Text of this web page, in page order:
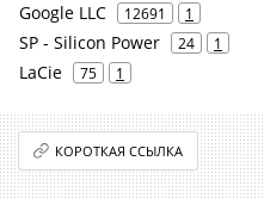
Google LLC 12691 1
SP - Silicon Power 24 1
LaCie 75 1
КОРОТКАЯ ССЫЛКА